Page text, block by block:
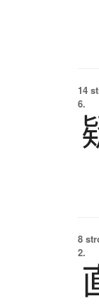
14
6.
8
2.